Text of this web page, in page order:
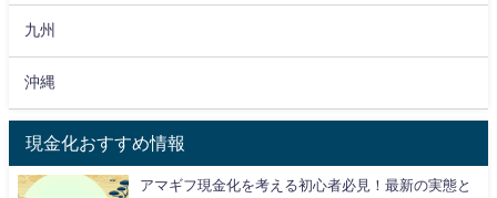
九州
沖縄
現金化おすすめ情報
アマギフ現金化を考える初心者必見！最新の実態と